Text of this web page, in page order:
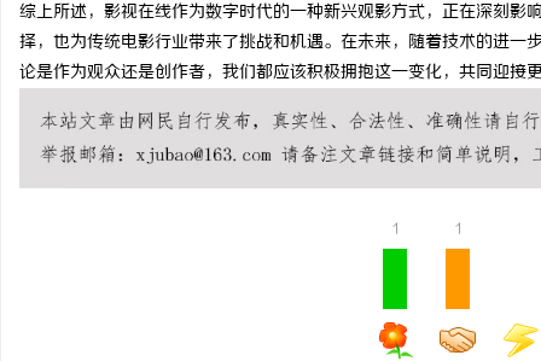
综上所述，影视在线作为数字时代的一种新兴观影方式，正在深刻
择，也为传统电影行业带来了挑战和机遇。在未来，随着技术的进
论是作为观众还是创作者，我们都应该积极拥抱这一变化，共同迎接
1 1